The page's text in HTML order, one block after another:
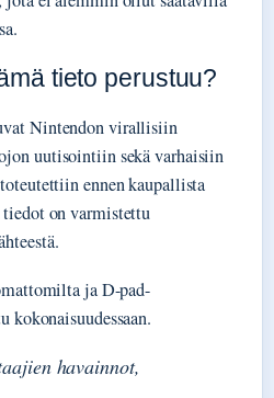
tieto perustuu?
Nintendon virallisiin
uutisointiin sekä varhaisiin
ennen kaupallista
on varmistettu
ja D-pad-
kokonaisuudessaan.
havainnot,